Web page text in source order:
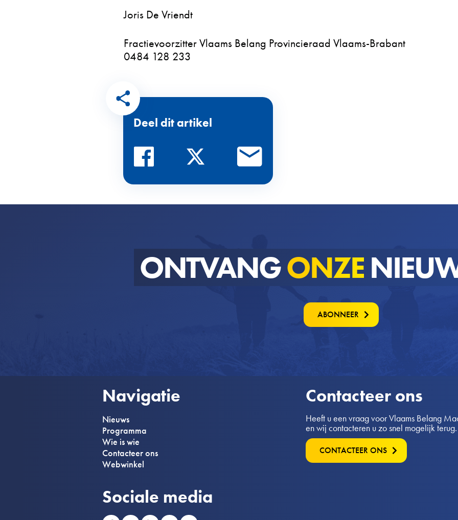
Joris De Vriendt
Fractievoorzitter Vlaams Belang Provincieraad Vlaams-Brabant
0484 128 233
Deel dit artikel
ONTVANGONZE
ABONNEER
Navigatie
Nieuws
Programma
Wie is wie
Contacteer ons
Webwinkel
Sociale media
Contacteer ons
Heeft u een vraag voor Vlaams Belang
en wij contacteren u zo snel mogelijk terug.
CONTACTEER ONS